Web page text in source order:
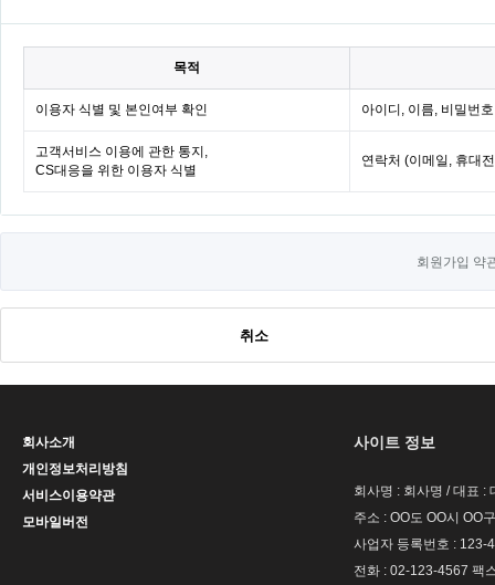
목적
이용자 식별 및 본인여부 확인 아이디, 이름, 비밀번호
고객서비스 이용에 관한 통지,
CS대응을 위한 이용자 식별
연락처 (이메일, 휴대
회원가입 약
취소
회사소개
개인정보처리방침
서비스이용약관
모바일버전
사이트 정보
회사명 : 회사명 / 대표 :
주소 : OO도 OO시 OO
사업자 등록번호 : 123-
전화 : 02-123-4567 팩